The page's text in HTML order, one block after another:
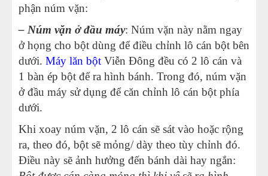
phận núm vặn:
– Núm vặn ở đầu máy: Núm vặn này nằm ngay
ở họng cho bột dùng để điều chỉnh lô cán bột bên
dưới. Máy lăn bột Viễn Đông đều có 2 lô cán và
1 bàn ép bột để ra hình bánh. Trong đó, núm vặn
ở đầu máy sử dụng để căn chỉnh lô cán bột phía
dưới.
Khi xoay núm vặn, 2 lô cán sẽ sát vào hoặc rộng
ra, theo đó, bột sẽ mỏng/ dày theo tùy chỉnh đó.
Điều này sẽ ảnh hưởng đến bánh dài hay ngắn: